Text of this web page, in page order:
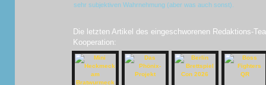
sehr subjektiven Wahrnehmung (aber was auch sonst).
Die letzten Artikel des eingeschworenen Redaktions-
Kooperation: